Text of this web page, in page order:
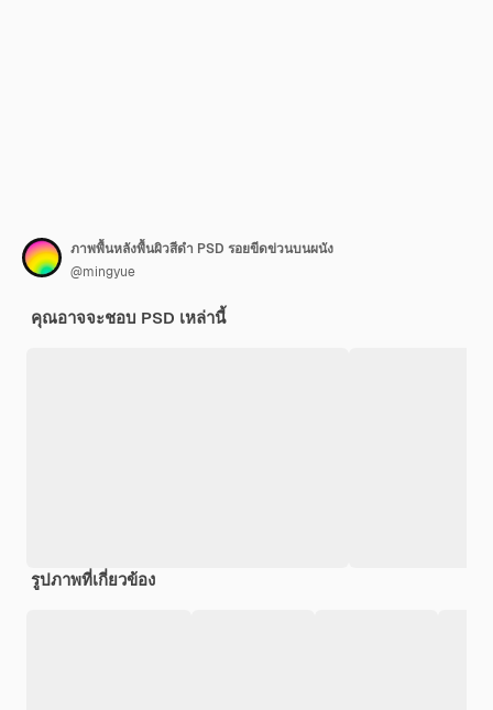
ภาพพื้นหลังพื้นผิวสีดำ PSD รอยขีดข่วนบนผนัง
@mingyue
คุณอาจจะชอบ PSD เหล่านี้
รูปภาพที่เกี่ยวข้อง